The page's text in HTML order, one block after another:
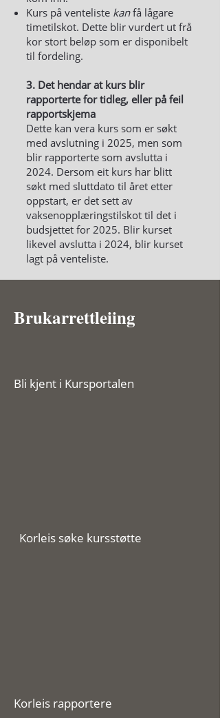
Kurs på venteliste kanfå lågare
timetilskot. Dette blir vurdert ut frå
kor stort beløp som er disponibelt
til fordeling.
3. Det hendar at kurs blir
rapporterte for tidleg, eller på feil
rapportskjema
Dette kan vera kurs som er søkt
med avslutning i 2025, men som
blir rapporterte som avslutta i
2024. Dersom eit kurs har blitt
søkt med sluttdato til året etter
oppstart, er det sett av
vaksenopplæringstilskot til det i
budsjettet for 2025. Blir kurset
likevel avslutta i 2024, blir kurset
lagt på venteliste.
Brukarrettleiing
Bli kjent i Kursportalen
Korleis søke kursstøtte
Korleis rapportere